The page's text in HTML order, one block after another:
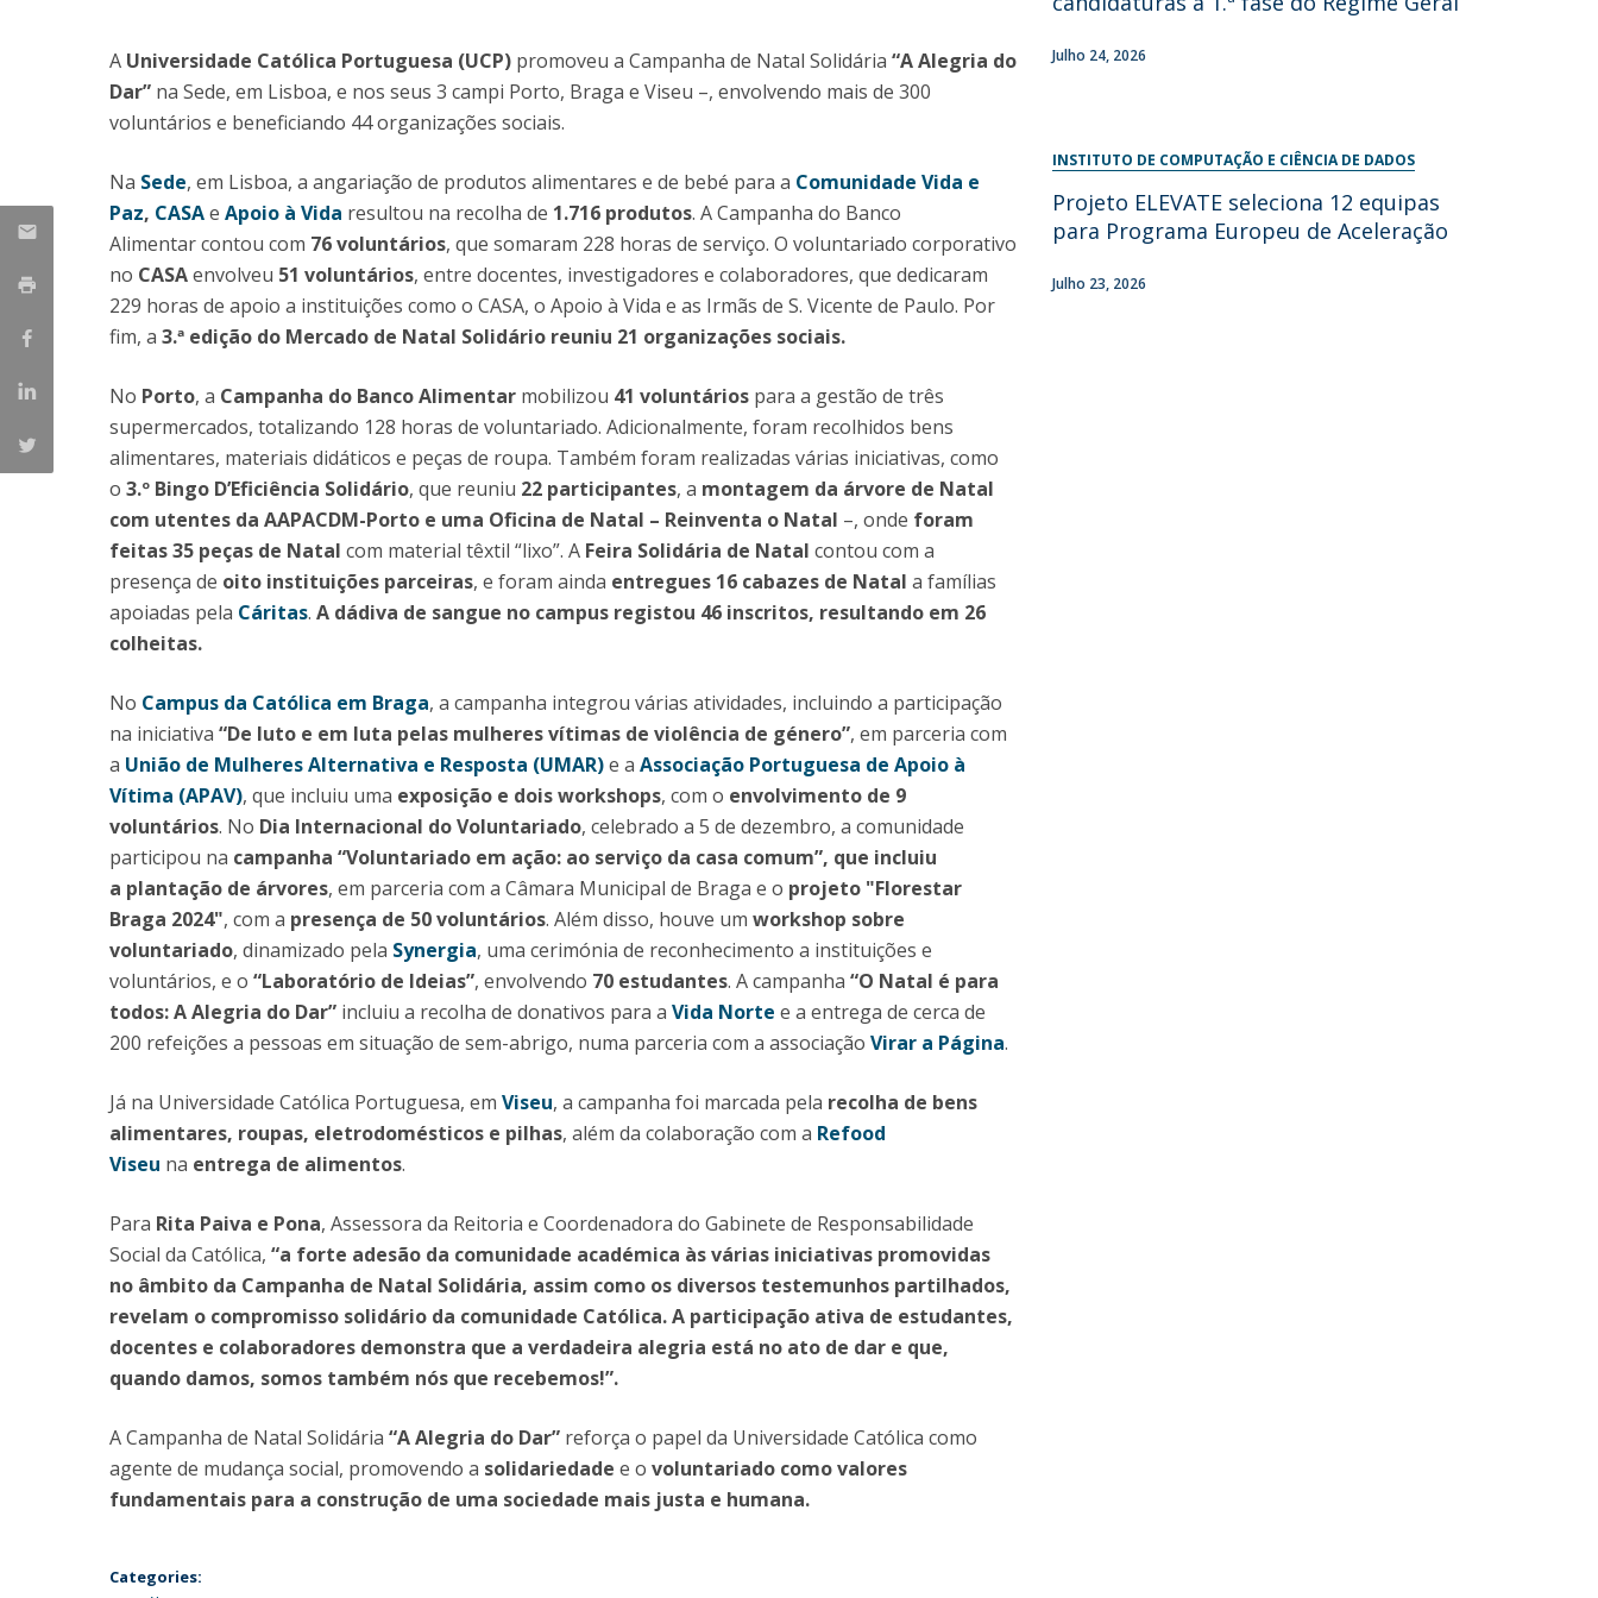
Bolsas de Estudo
Alunos Internacionais
Prémio de Mérito
Apresentação
Programas
Informações globais
A Universidade Católica Portuguesa (UCP) promoveu a Campanha de Natal Solidária “A Alegria do
Dar” na Sede, em Lisboa, e nos seus 3 campi Porto, Braga e Viseu –, envolvendo mais de 300
voluntários e beneficiando 44 organizações sociais.
Na Sede, em Lisboa, a angariação de produtos alimentares e de bebé para a Comunidade Vida e
Paz, CASAe Apoio à Vida resultou na recolha de 1.716 produtos. A Campanha do Banco
Alimentar contou com 76 voluntários, que somaram 228 horas de serviço. O voluntariado corporativo
no CASAenvolveu 51 voluntários, entre docentes, investigadores e colaboradores, que dedicaram
229 horas de apoio a instituições como o CASA, o Apoio à Vida e as Irmãs de S. Vicente de Paulo. Por
fim, a 3.ª edição do Mercado de Natal Solidário reuniu 21 organizações sociais.
No Porto, a Campanha do Banco Alimentar mobilizou 41 voluntários para a gestão de três
supermercados, totalizando 128 horas de voluntariado. Adicionalmente, foram recolhidos bens
alimentares, materiais didáticos e peças de roupa. Também foram realizadas várias iniciativas, como
o 3.º Bingo D’Eficiência Solidário, que reuniu 22 participantes, a montagem da árvore de Natal
com utentes da AAPACDM-Porto e uma Oficina de Natal – Reinventa o Natal –, onde foram
feitas 35 peças de Natal com material têxtil “lixo”. A Feira Solidária de Natal contou com a
presença de oito instituições parceiras, e foram ainda entregues 16 cabazes de Natal a famílias
apoiadas pela Cáritas. A dádiva de sangue no campus registou 46 inscritos, resultando em 26
colheitas.
No Campus da Católica em Braga, a campanha integrou várias atividades, incluindo a participação
na iniciativa “De luto e em luta pelas mulheres vítimas de violência de género”, em parceria com
a União de Mulheres Alternativa e Resposta (UMAR)e a Associação Portuguesa de Apoio à
Vítima (APAV), que incluiu uma exposição e dois workshops, com o envolvimento de 9
voluntários. No Dia Internacional do Voluntariado, celebrado a 5 de dezembro, a comunidade
participou na campanha “Voluntariado em ação: ao serviço da casa comum”, que incluiu
a plantação de árvores, em parceria com a Câmara Municipal de Braga e o projeto "Florestar
Braga 2024", com a presença de 50 voluntários. Além disso, houve um workshop sobre
voluntariado, dinamizado pela Synergia, uma cerimónia de reconhecimento a instituições e
voluntários, e o “Laboratório de Ideias”, envolvendo 70 estudantes. A campanha “O Natal é para
todos: A Alegria do Dar” incluiu a recolha de donativos para a Vida Norte e a entrega de cerca de
200 refeições a pessoas em situação de sem-abrigo, numa parceria com a associação Virar a Página.
Já na Universidade Católica Portuguesa, em Viseu, a campanha foi marcada pela recolha de bens
alimentares, roupas, eletrodomésticos e pilhas, além da colaboração com a Refood
Viseu na entrega de alimentos.
Para Rita Paiva e Pona, Assessora da Reitoria e Coordenadora do Gabinete de Responsabilidade
Social da Católica, “a forte adesão da comunidade académica às várias iniciativas promovidas
no âmbito da Campanha de Natal Solidária, assim como os diversos testemunhos partilhados,
revelam o compromisso solidário da comunidade Católica. A participação ativa de estudantes,
docentes e colaboradores demonstra que a verdadeira alegria está no ato de dar e que,
quando damos, somos também nós que recebemos!”.
A Campanha de Natal Solidária “A Alegria do Dar” reforça o papel da Universidade Católica como
agente de mudança social, promovendo a solidariedade e o voluntariado como valores
fundamentais para a construção de uma sociedade mais justa e humana.
Categories:
Julho 24, 2026
INSTITUTO DE COMPUTAÇÃO E CIÊNCIA DE DADOS
Projeto ELEVATE seleciona 12 equipas
para Programa Europeu de Aceleração
Julho 23, 2026